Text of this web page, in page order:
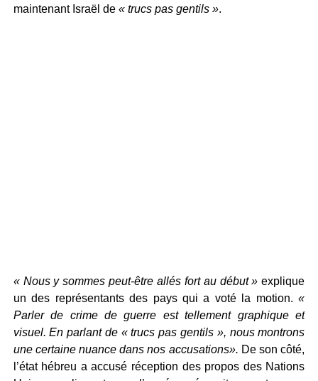
maintenant Israël de« trucs pas gentils ».
« Nous y sommes peut-être allés fort au début » explique
un des représentants des pays qui a voté la motion.«
Parler de crime de guerre est tellement graphique et
visuel. En parlant de « trucs pas gentils », nous montrons
une certaine nuance dans nos accusations». De son côté,
l’état hébreu a accusé réception des propos des Nations